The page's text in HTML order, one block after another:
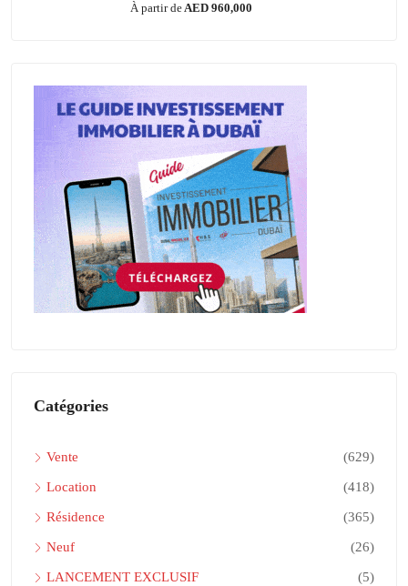
À partir deAED 960,000
Catégories
Vente (629)
Location (418)
Résidence (365)
Neuf (26)
LANCEMENT EXCLUSIF (5)